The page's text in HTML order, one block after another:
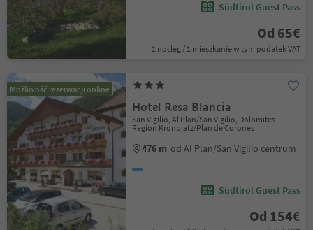
Südtirol Guest Pass
Od 65€
1 nocleg / 1 mieszkanie w tym podatek VAT
Możliwość rezerwacji online
Hotel Resa Blancia
San Vigilio, Al Plan/San Vigilio, Dolomites
Region Kronplatz/Plan de Corones
476 m od Al Plan/San Vigilio centrum
Südtirol Guest Pass
Od 154€